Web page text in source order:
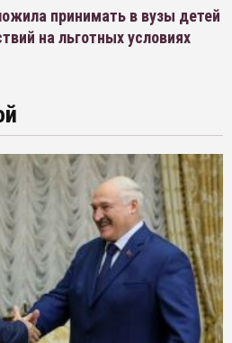
принимать в вузы детей
на льготных условиях